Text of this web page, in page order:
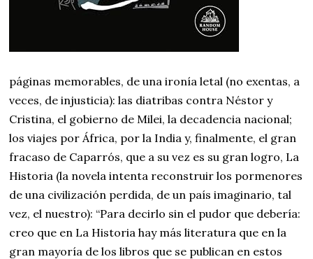
páginas memorables, de una ironía letal (no exentas, a
veces, de injusticia): las diatribas contra Néstor y
Cristina, el gobierno de Milei, la decadencia nacional;
los viajes por África, por la India y, finalmente, el gran
fracaso de Caparrós, que a su vez es su gran logro, La
Historia (la novela intenta reconstruir los pormenores
de una civilización perdida, de un país imaginario, tal
vez, el nuestro): “Para decirlo sin el pudor que debería:
creo que en La Historia hay más literatura que en la
gran mayoría de los libros que se publican en estos